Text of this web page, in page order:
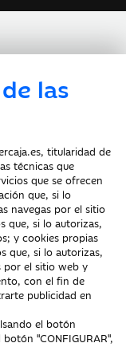
las
titularidad de
técnicas que
que se ofrecen
que, si lo
navegas por el sitio
que, si lo autorizas,
y cookies propias
que, si lo autorizas,
por el sitio web y
con el fin de
publicidad en
el botón
"CONFIGURAR",